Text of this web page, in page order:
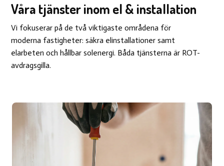
Våra tjänster inom el & installation
Vi fokuserar på de två viktigaste områdena för
moderna fastigheter: säkra elinstallationer samt
elarbeten och hållbar solenergi. Båda tjänsterna är ROT-
avdragsgilla.